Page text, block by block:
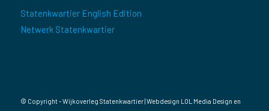
Statenkwartier English Edition
Netwerk Statenkwartier
© Copyright - Wijkoverleg Statenkwartier | Webdesign LOL Media Design en